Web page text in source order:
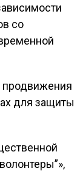
со
продвижения
для защиты